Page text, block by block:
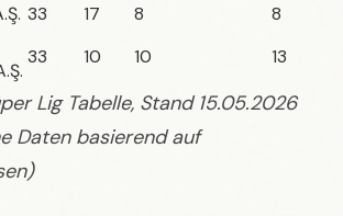
33 17 8
8
33 10 10 13
Lig Tabelle, Stand 15.05.2026
Daten basierend auf